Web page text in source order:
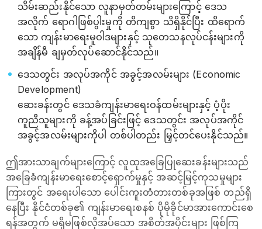
သိမ်းဆည်းနိုင်သော လူနာမှတ်တမ်းများကြောင့် ဒေသ
အလိုက် ရောဂါဖြစ်ပွါးမှုကို တိကျစွာ သိရှိနိုင်ပြီး ထိရောက်
သော ကျန်းမာရေးမူဝါဒများနှင့် သုတေသနလုပ်ငန်းများကို
အချိန်မီ ချမှတ်လုပ်ဆောင်နိုင်သည်။
ဒေသတွင်း အလုပ်အကိုင် အခွင့်အလမ်းများ (Economic
Development)
ဆေးခန်းတွင် ဒေသခံကျန်းမာရေးဝန်ထမ်းများနှင့် ပံ့ပိုး
ကူညီသူများကို ခန့်အပ်ခြင်းဖြင့် ဒေသတွင်း အလုပ်အကိုင်
အခွင့်အလမ်းများကိုပါ တစ်ပါတည်း မြှင့်တင်ပေးနိုင်သည်။
ဤအားသာချက်များကြောင့် လူထုအခြေပြုဆေးခန်းများသည်
အခြေခံကျန်းမာရေးစောင့်ရှောက်မှုနှင့် အဆင့်မြင့်ကုသမှုများ
ကြားတွင် အရေးပါသော ပေါင်းကူးတံတားတစ်ခုအဖြစ် တည်ရှိ
နေပြီး နိုင်ငံတစ်ခု၏ ကျန်းမာရေးစနစ် ပိုမိုခိုင်မာအားကောင်းစေ
ရန်အတွက် မရှိမဖြစ်လိုအပ်သော အစိတ်အပိုင်းများ ဖြစ်ကြ